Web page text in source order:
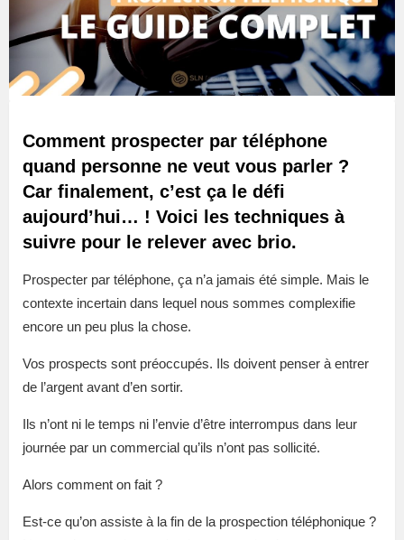
Comment prospecter par téléphone
quand personne ne veut vous parler ?
Car finalement, c’est ça le défi
aujourd’hui… ! Voici les techniques à
suivre pour le relever avec brio.
Prospecter par téléphone, ça n’a jamais été simple. Mais le
contexte incertain dans lequel nous sommes complexifie
encore un peu plus la chose.
Vos prospects sont préoccupés. Ils doivent penser à entrer
de l’argent avant d’en sortir.
Ils n’ont ni le temps ni l’envie d’être interrompus dans leur
journée par un commercial qu’ils n’ont pas sollicité.
Alors comment on fait ?
Est-ce qu’on assiste à la fin de la prospection téléphonique ?